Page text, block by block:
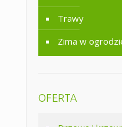
Trawy
Zima w
OFERTA